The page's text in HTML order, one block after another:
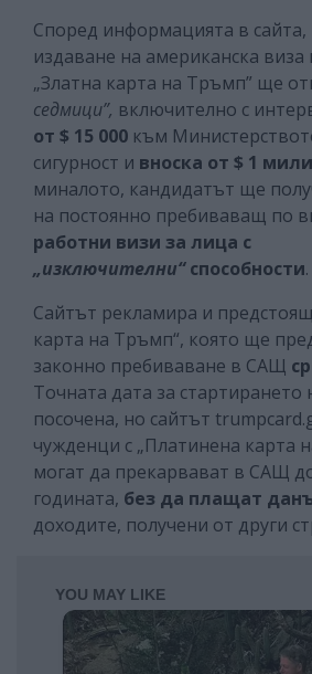
Според информацията в сайта,
издаване на американска
„Златна карта на Тръмп” ще
седмици”, включително с
от $ 15 000 към
сигурност и вноска от $ 1
миналото, кандидатът ще
на постоянно пребиваващ по
работни визи за лица с
„изключителни“способности.
Сайтът рекламира и
карта на Тръмп“, която ще
законно пребиваване в САЩ
Точната дата за стартирането
посочена, но сайтът
чужденци с „Платинена карта
могат да прекарвават в САЩ
годината, без да плащат
доходите, получени от други